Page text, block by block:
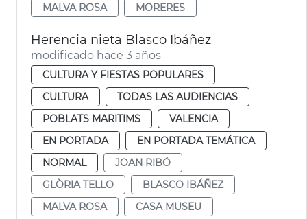
MALVA ROSA
MORERES
Herencia nieta Blasco Ibáñez
modificado hace 3 años
CULTURA Y FIESTAS POPULARES
CULTURA
TODAS LAS AUDIENCIAS
POBLATS MARITIMS
VALENCIA
EN PORTADA
EN PORTADA TEMÁTICA
NORMAL
JOAN RIBÓ
GLÒRIA TELLO
BLASCO IBÁÑEZ
MALVA ROSA
CASA MUSEU